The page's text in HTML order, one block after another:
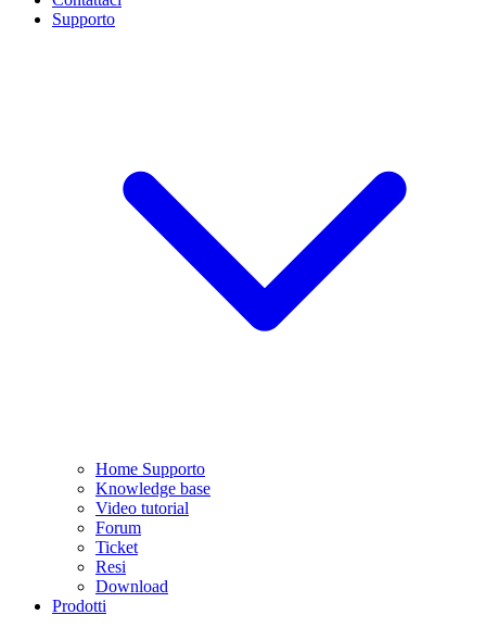
Supporto
Home Supporto
Knowledge base
Video tutorial
Forum
Ticket
Resi
Download
Prodotti